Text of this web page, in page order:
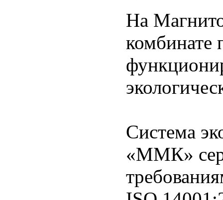
На
комбинате
Система
«ММК»